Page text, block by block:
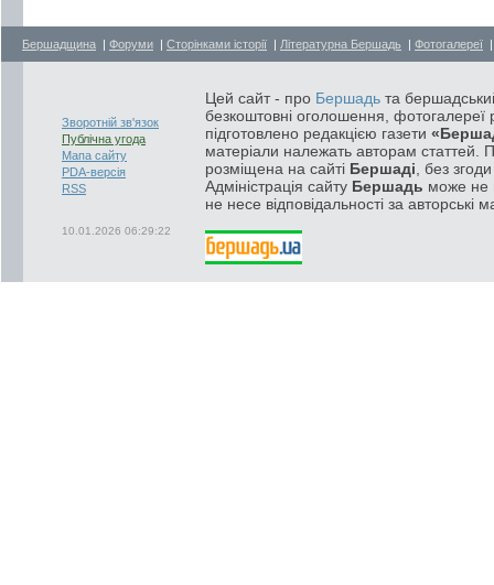
Бершадщина | Форуми | Сторінками історії | Літературна Бершадь | Фотогалереї
Зворотній зв'язок
Публічна угода
Мапа сайту
PDA-версія
RSS
10.01.2026 06:29:22
Цей сайт - про Бершадь та
безкоштовні оголошення, фотогалереї
підготовлено редакцією газети
матеріали належать авторам статтей.
розміщена на сайті Бершаді , без
Адміністрація сайту Бершадь може не
не несе відповідальності за авторські